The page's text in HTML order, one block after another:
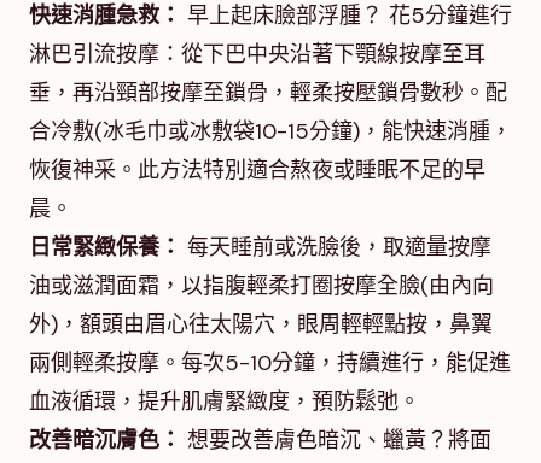
快速消腫急救： 早上起床臉部浮腫？ 花5分鐘進行
淋巴引流按摩：從下巴中央沿著下顎線按摩至耳
垂，再沿頸部按摩至鎖骨，輕柔按壓鎖骨數秒。配
合冷敷(冰毛巾或冰敷袋10-15分鐘)，能快速消腫，
恢復神采。此方法特別適合熬夜或睡眠不足的早
晨。
日常緊緻保養： 每天睡前或洗臉後，取適量按摩
油或滋潤面霜，以指腹輕柔打圈按摩全臉(由內向
外)，額頭由眉心往太陽穴，眼周輕輕點按，鼻翼
兩側輕柔按摩。每次5-10分鐘，持續進行，能促進
血液循環，提升肌膚緊緻度，預防鬆弛。
改善暗沉膚色： 想要改善膚色暗沉、蠟黃？將面